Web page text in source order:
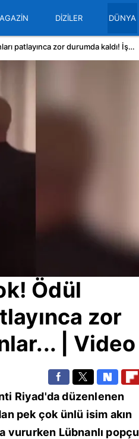
DİZİLER DÜNYA
Ünlü şarkıcıya büyük şok! Ödül töreninde silikonları patlayınca zor durumda kaldı! İşte o anlar... | Video
Ödül
zor
| Video
Riyad'da düzenlenen
pek çok ünlü isim akın
vururken Lübnanlı popçu